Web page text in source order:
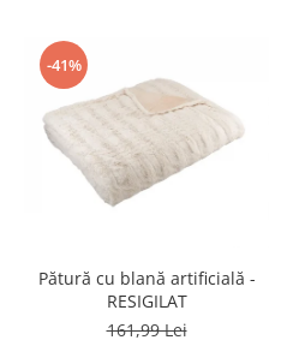
-41%
Pătură cu blană artificială -
RESIGILAT
161,99 Lei